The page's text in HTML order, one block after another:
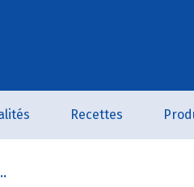
Recettes